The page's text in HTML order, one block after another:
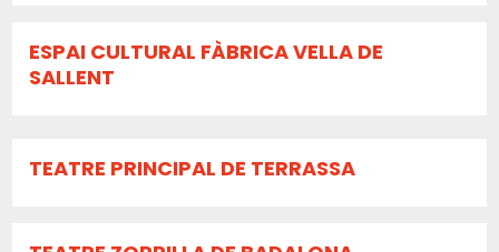
ESPAI CULTURAL FÀBRICA VELLA DE
SALLENT
TEATRE PRINCIPAL DE TERRASSA